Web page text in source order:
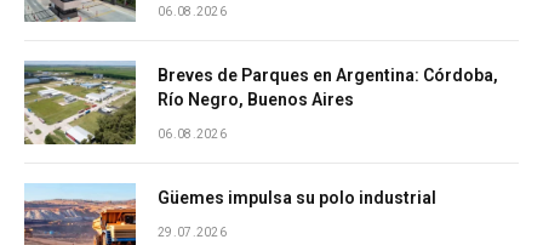
06.08.2026
Breves de Parques en Argentina: Córdoba,
Río Negro, Buenos Aires
06.08.2026
Güemes impulsa su polo industrial
29.07.2026